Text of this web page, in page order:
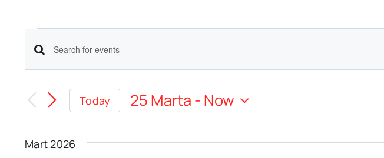
Events
Events
Search
and
Views
Enter
Keyword.
Search
for
by
Today 25 Marta - Now
Mart 2026